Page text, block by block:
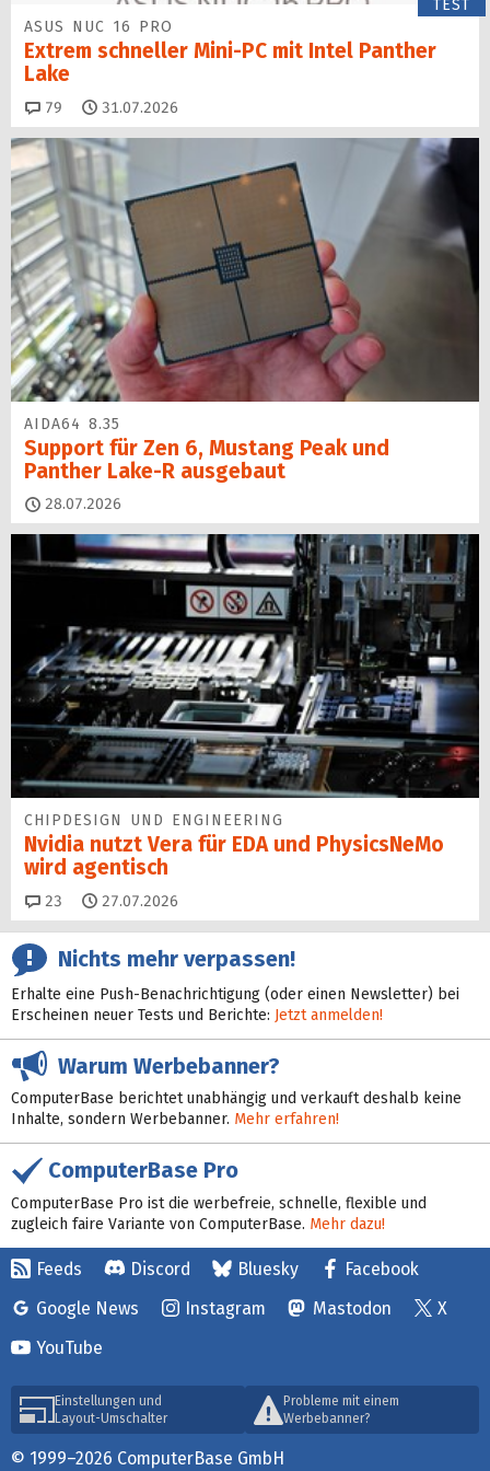
TEST
ASUS NUC 16 PRO
Extrem schneller Mini-PC mit Intel Panther
Lake
79 Kommentare
31.07.2026
AIDA64 8.35
Support für Zen 6, Mustang Peak und
Panther Lake-R ausgebaut
28.07.2026
CHIPDESIGN UND ENGINEERING
Nvidia nutzt Vera für EDA und PhysicsNeMo
wird agentisch
23 Kommentare
27.07.2026
Nichts mehr verpassen!
Erhalte eine Push-Benachrichtigung (oder einen Newsletter) bei
Erscheinen neuer Tests und Berichte: Jetzt anmelden!
Warum Werbebanner?
ComputerBase berichtet unabhängig und verkauft deshalb keine
Inhalte, sondern Werbebanner. Mehr erfahren!
ComputerBase Pro
ComputerBase Pro ist die werbefreie, schnelle, flexible und
zugleich faire Variante von ComputerBase. Mehr dazu!
Feeds Discord Bluesky
Facebook
Google News
Instagram Mastodon
X
YouTube
Einstellungen und
Layout-Umschalter
Probleme mit einem
Werbebanner?
© 1999–2026 ComputerBase GmbH